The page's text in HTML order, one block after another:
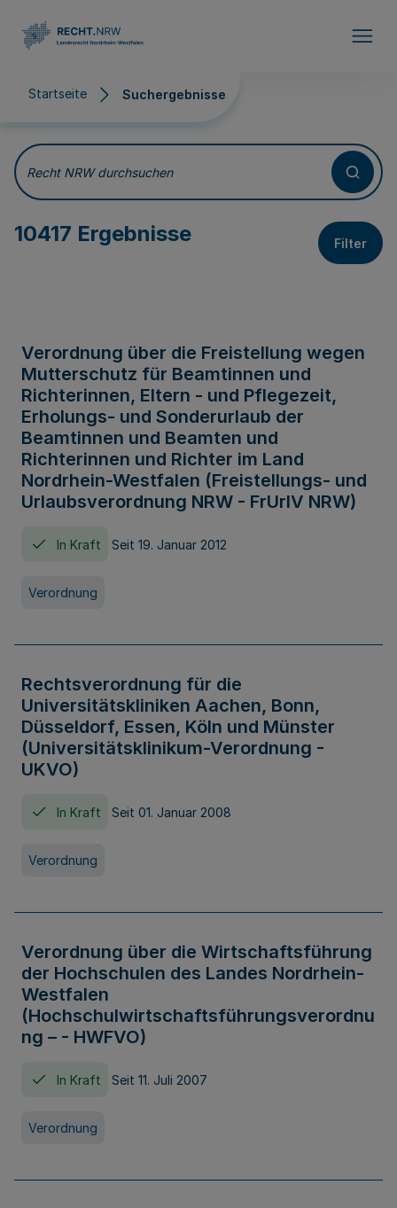
Startseite Suchergebnisse
Suchergebnisse
Recht NRW durchsuchen
10417 Ergebnisse Filter
Verordnung über die Freistellung wegen
Mutterschutz für Beamtinnen und
Richterinnen, Eltern - und Pflegezeit,
Erholungs- und Sonderurlaub der
Beamtinnen und Beamten und
Richterinnen und Richter im Land
Nordrhein-Westfalen (Freistellungs- und
Urlaubsverordnung NRW - FrUrlV NRW)
In Kraft Seit 19. Januar 2012
Verordnung
Rechtsverordnung für die
Universitätskliniken Aachen, Bonn,
Düsseldorf, Essen, Köln und Münster
(Universitätsklinikum-Verordnung -
UKVO)
In Kraft Seit 01. Januar 2008
Verordnung
Verordnung über die Wirtschaftsführung
der Hochschulen des Landes Nordrhein-
Westfalen
(Hochschulwirtschaftsführungsverordnu
ng – - HWFVO)
In Kraft Seit 11. Juli 2007
Verordnung